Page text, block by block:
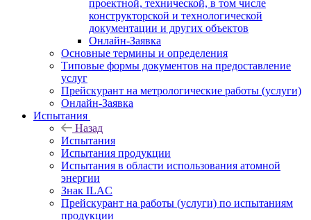
проектной, технической, в том числе
конструкторской и технологической
документации и других объектов
Онлайн-Заявка
Основные термины и определения
Типовые формы документов на предоставление
услуг
Прейскурант на метрологические работы (услуги)
Онлайн-Заявка
Испытания
Назад
Испытания
Испытания продукции
Испытания в области использования атомной
энергии
Знак ILAC
Прейскурант на работы (услуги) по испытаниям
продукции